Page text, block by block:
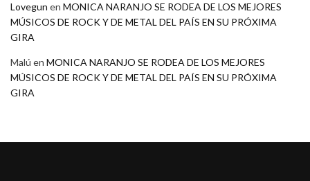
Lovegun en MONICA NARANJO SE RODEA DE LOS MEJORES
MÚSICOS DE ROCK Y DE METAL DEL PAÍS EN SU PRÓXIMA
GIRA
Malú en MONICA NARANJO SE RODEA DE LOS MEJORES
MÚSICOS DE ROCK Y DE METAL DEL PAÍS EN SU PRÓXIMA
GIRA